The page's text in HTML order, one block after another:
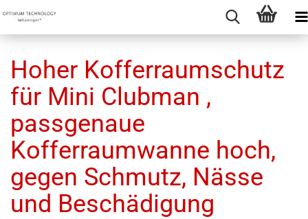
Hoher Kofferraumschutz
für Mini Clubman ,
passgenaue
Kofferraumwanne hoch,
gegen Schmutz, Nässe
und Beschädigung